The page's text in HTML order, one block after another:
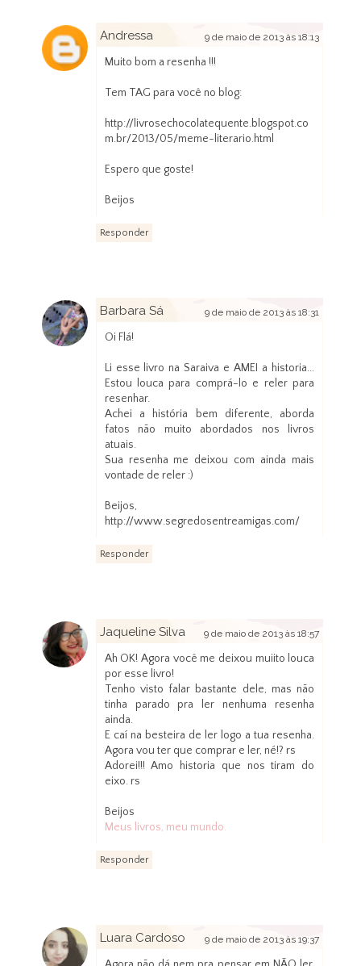
Andressa 9 de maio de 2013 às 18:13
Muito bom a resenha !!!
Tem TAG para você no blog:
http://livrosechocolatequente.blogspot.co
m.br/2013/05/meme-literario.html
Espero que goste!
Beijos
Responder
Barbara Sá 9 de maio de 2013 às 18:31
Oi Flá!
Li esse livro na Saraiva e AMEI a historia...
Estou louca para comprá-lo e reler para
resenhar.
Achei a história bem diferente, aborda
fatos não muito abordados nos livros
atuais.
Sua resenha me deixou com ainda mais
vontade de reler :)
Beijos,
http://www.segredosentreamigas.com/
Responder
Jaqueline Silva 9 de maio de 2013 às 18:57
Ah OK! Agora você me deixou muiito louca
por esse livro!
Tenho visto falar bastante dele, mas não
tinha parado pra ler nenhuma resenha
ainda.
E caí na besteira de ler logo a tua resenha.
Agora vou ter que comprar e ler, né!? rs
Adorei!!! Amo historia que nos tiram do
eixo. rs
Beijos
Meus livros, meu mundo.
Responder
Luara Cardoso 9 de maio de 2013 às 19:37